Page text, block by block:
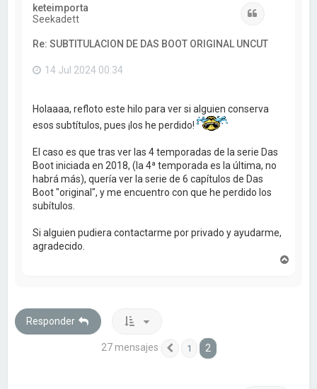
keteimporta
Seekadett
Re: SUBTITULACION DE DAS BOOT ORIGINAL UNCUT
14 Jul 2024 00:34
Holaaaa, refloto este hilo para ver si alguien conserva
esos subtítulos, pues ¡los he perdido!
El caso es que tras ver las 4 temporadas de la serie Das
Boot iniciada en 2018, (la 4ª temporada es la última, no
habrá más), quería ver la serie de 6 capítulos de Das
Boot "original", y me encuentro con que he perdido los
subítulos.
Si alguien pudiera contactarme por privado y ayudarme,
agradecido.
Responder
27 mensajes Anterior
1 2